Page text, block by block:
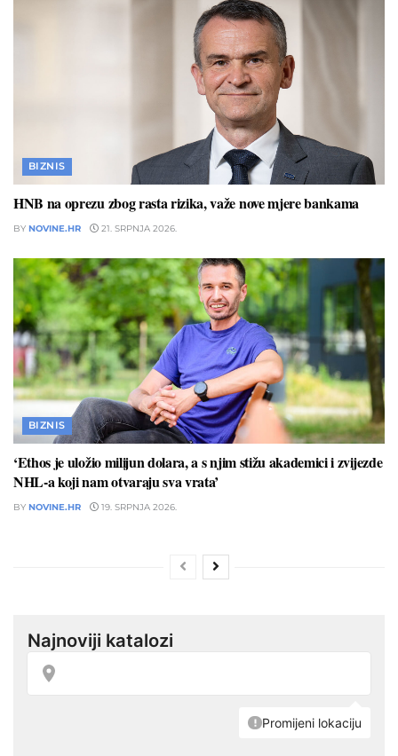
BIZNIS
HNB na oprezu zbog rasta rizika, važe nove mjere bankama
BY NOVINE.HR 21. SRPNJA 2026.
BIZNIS
‘Ethos je uložio milijun dolara, a s njim stižu akademici i zvijezde
NHL-a koji nam otvaraju sva vrata’
BY NOVINE.HR 19. SRPNJA 2026.